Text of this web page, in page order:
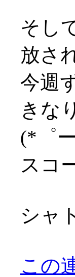
そし
放さ
今週
きな
(*゜
スコ
シャ
この